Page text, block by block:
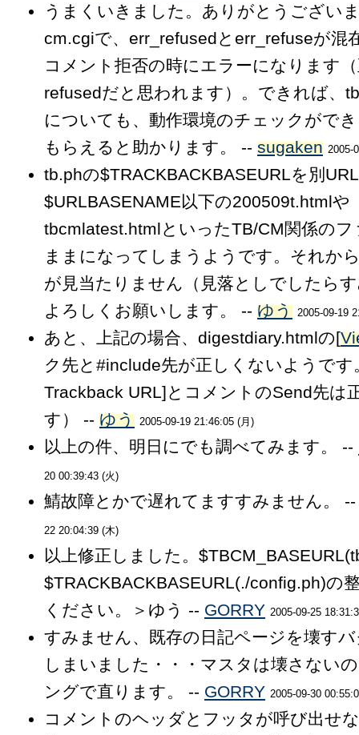
うまくいきました。ありがとうござい
cm.cgiで、err_refusedとerr_refuseが混
コメント拒否の時にエラーになります
refusedだと思われます）。できれば、
についても、動作環境のチェックがで
もらえると助かります。 -- sugaken 2005-
tb.phの$TRACKBACKBASEURLを別
$URLBASENAME以下の200509t.htmlや
tbcmlatest.htmlといったTB/CM関係の
ままになってしまうようです。それか
が見当たりません（見落としでしたら
よろしくお願いします。 -- ゆう 2005-09-19
あと、上記の場合、digestdiary.htmlの[
ク先と#include先が正しくないようです
Trackback URL]とコメントのSend先は
す） -- ゆう 2005-09-19 21:46:05 (月)
以上の件、明日にでも調べてみます。 --
20 00:39:43 (火)
鯖故障とかで遅れてますすみません。
22 20:04:39 (木)
以上修正しました。
$TRACKBACKBASEURL(./config.ph)の
ください。＞ゆう -- GORRY 2005-09-25
すみません、既存の日記ページを壊す
しまいました・・・マスタは壊さない
ングで直ります。 -- GORRY 2005-09-30
コメントのヘッダとフッタが呼び出せ